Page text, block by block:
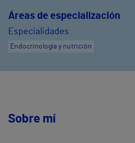
Áreas de especialización
Especialidades
Endocrinología y nutrición
Sobre mí